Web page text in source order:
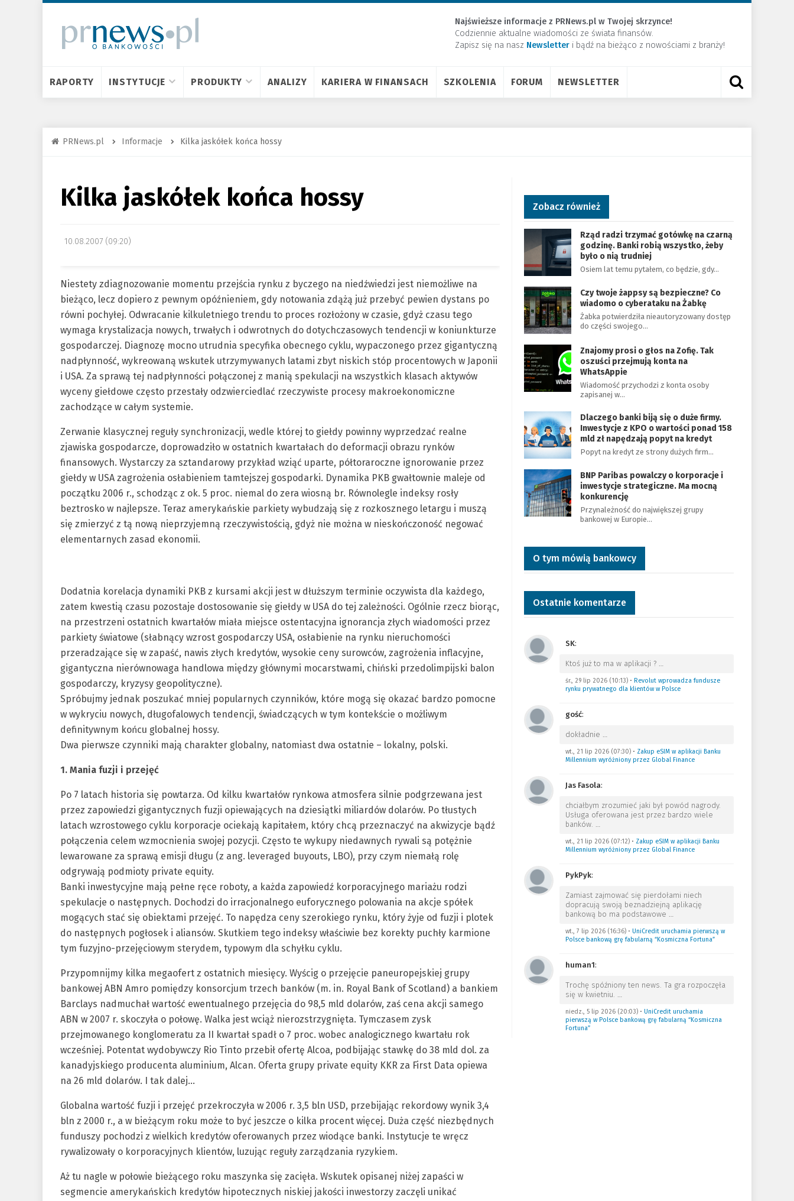
Najświeższe informacje z PRNews.pl w Twojej skrzynce!
Codziennie aktualne wiadomości ze świata finansów.
Zapisz się na nasz Newsletter ​i bądź na bieżąco z nowościami z branży!
RAPORTY INSTYTUCJE PRODUKTY ANALIZY KARIERA W FINANSACH SZKOLENIA FORUM NEWSLETTER
PRNews.pl Informacje Kilka jaskółek końca hossy
Kilka jaskółek końca hossy
10.08.2007 (09:20)
Niestety zdiagnozowanie momentu przejścia rynku z byczego na niedźwiedzi jest niemożliwe na
bieżąco, lecz dopiero z pewnym opóźnieniem, gdy notowania zdążą już przebyć pewien dystans po
równi pochyłej. Odwracanie kilkuletniego trendu to proces rozłożony w czasie, gdyż czasu tego
wymaga krystalizacja nowych, trwałych i odwrotnych do dotychczasowych tendencji w koniunkturze
gospodarczej. Diagnozę mocno utrudnia specyfika obecnego cyklu, wypaczonego przez gigantyczną
nadpłynność, wykreowaną wskutek utrzymywanych latami zbyt niskich stóp procentowych w Japonii
i USA. Za sprawą tej nadpłynności połączonej z manią spekulacji na wszystkich klasach aktywów
wyceny giełdowe często przestały odzwierciedlać rzeczywiste procesy makroekonomiczne
zachodzące w całym systemie.
Zerwanie klasycznej reguły synchronizacji, wedle której to giełdy powinny wyprzedzać realne
zjawiska gospodarcze, doprowadziło w ostatnich kwartałach do deformacji obrazu rynków
finansowych. Wystarczy za sztandarowy przykład wziąć uparte, półtoraroczne ignorowanie przez
giełdy w USA zagrożenia osłabieniem tamtejszej gospodarki. Dynamika PKB gwałtownie maleje od
początku 2006 r., schodząc z ok. 5 proc. niemal do zera wiosną br. Równolegle indeksy rosły
beztrosko w najlepsze. Teraz amerykańskie parkiety wybudzają się z rozkosznego letargu i muszą
się zmierzyć z tą nową nieprzyjemną rzeczywistością, gdyż nie można w nieskończoność negować
elementarnych zasad ekonomii.
Dodatnia korelacja dynamiki PKB z kursami akcji jest w dłuższym terminie oczywista dla każdego,
zatem kwestią czasu pozostaje dostosowanie się giełdy w USA do tej zależności. Ogólnie rzecz biorąc,
na przestrzeni ostatnich kwartałów miała miejsce ostentacyjna ignorancja złych wiadomości przez
parkiety światowe (słabnący wzrost gospodarczy USA, osłabienie na rynku nieruchomości
przeradzające się w zapaść, nawis złych kredytów, wysokie ceny surowców, zagrożenia inflacyjne,
gigantyczna nierównowaga handlowa między głównymi mocarstwami, chiński przedolimpijski balon
gospodarczy, kryzysy geopolityczne).
Spróbujmy jednak poszukać mniej popularnych czynników, które mogą się okazać bardzo pomocne
w wykryciu nowych, długofalowych tendencji, świadczących w tym kontekście o możliwym
definitywnym końcu globalnej hossy.
Dwa pierwsze czynniki mają charakter globalny, natomiast dwa ostatnie – lokalny, polski.
1. Mania fuzji i przejęć
Po 7 latach historia się powtarza. Od kilku kwartałów rynkowa atmosfera silnie podgrzewana jest
przez zapowiedzi gigantycznych fuzji opiewających na dziesiątki miliardów dolarów. Po tłustych
latach wzrostowego cyklu korporacje ociekają kapitałem, który chcą przeznaczyć na akwizycje bądź
połączenia celem wzmocnienia swojej pozycji. Często te wykupy niedawnych rywali są potężnie
lewarowane za sprawą emisji długu (z ang. leveraged buyouts, LBO), przy czym niemałą rolę
odgrywają podmioty private equity.
Banki inwestycyjne mają pełne ręce roboty, a każda zapowiedź korporacyjnego mariażu rodzi
spekulacje o następnych. Dochodzi do irracjonalnego euforycznego polowania na akcje spółek
mogących stać się obiektami przejęć. To napędza ceny szerokiego rynku, który żyje od fuzji i plotek
do następnych pogłosek i aliansów. Skutkiem tego indeksy właściwie bez korekty puchły karmione
tym fuzyjno-przejęciowym sterydem, typowym dla schyłku cyklu.
Przypomnijmy kilka megaofert z ostatnich miesięcy. Wyścig o przejęcie paneuropejskiej grupy
bankowej ABN Amro pomiędzy konsorcjum trzech banków (m. in. Royal Bank of Scotland) a bankiem
Barclays nadmuchał wartość ewentualnego przejęcia do 98,5 mld dolarów, zaś cena akcji samego
ABN w 2007 r. skoczyła o połowę. Walka jest wciąż nierozstrzygnięta. Tymczasem zysk
przejmowanego konglomeratu za II kwartał spadł o 7 proc. wobec analogicznego kwartału rok
wcześniej. Potentat wydobywczy Rio Tinto przebił ofertę Alcoa, podbijając stawkę do 38 mld dol. za
kanadyjskiego producenta aluminium, Alcan. Oferta grupy private equity KKR za First Data opiewa
na 26 mld dolarów. I tak dalej…
Globalna wartość fuzji i przejęć przekroczyła w 2006 r. 3,5 bln USD, przebijając rekordowy wynik 3,4
bln z 2000 r., a w bieżącym roku może to być jeszcze o kilka procent więcej. Duża część niezbędnych
funduszy pochodzi z wielkich kredytów oferowanych przez wiodące banki. Instytucje te wręcz
rywalizowały o korporacyjnych klientów, luzując reguły zarządzania ryzykiem.
Aż tu nagle w połowie bieżącego roku maszynka się zacięła. Wskutek opisanej niżej zapaści w
segmencie amerykańskich kredytów hipotecznych niskiej jakości inwestorzy zaczęli unikać
Zobacz również
Rząd radzi trzymać gotówkę na czarną
godzinę. Banki robią wszystko, żeby
było o nią trudniej
Osiem lat temu pytałem, co będzie, gdy…
Czy twoje żappsy są bezpieczne? Co
wiadomo o cyberataku na Żabkę
Żabka potwierdziła nieautoryzowany dostęp
do części swojego…
Znajomy prosi o głos na Zofię. Tak
oszuści przejmują konta na
WhatsAppie
Wiadomość przychodzi z konta osoby
zapisanej w…
Dlaczego banki biją się o duże firmy.
Inwestycje z KPO o wartości ponad 158
mld zł napędzają popyt na kredyt
Popyt na kredyt ze strony dużych firm…
BNP Paribas powalczy o korporacje i
inwestycje strategiczne. Ma mocną
konkurencję
Przynależność do największej grupy
bankowej w Europie…
O tym mówią bankowcy
Ostatnie komentarze
SK:
Ktoś już to ma w aplikacji ? …
śr., 29 lip 2026 (10:13)• Revolut wprowadza fundusze
rynku prywatnego dla klientów w Polsce
gość:
dokładnie …
wt., 21 lip 2026 (07:30)• Zakup eSIM w aplikacji Banku
Millennium wyróżniony przez Global Finance
Jas Fasola:
chciałbym zrozumieć jaki był powód nagrody.
Usługa oferowana jest przez bardzo wiele
banków. …
wt., 21 lip 2026 (07:12)• Zakup eSIM w aplikacji Banku
Millennium wyróżniony przez Global Finance
PykPyk:
Zamiast zajmować się pierdołami niech
dopracują swoją beznadziejną aplikację
bankową bo ma podstawowe …
wt., 7 lip 2026 (16:36)• UniCredit uruchamia pierwszą w
Polsce bankową grę fabularną “Kosmiczna Fortuna”
human1:
Trochę spóźniony ten news. Ta gra rozpoczęła
się w kwietniu. …
niedz., 5 lip 2026 (20:03)• UniCredit uruchamia
pierwszą w Polsce bankową grę fabularną “Kosmiczna
Fortuna”